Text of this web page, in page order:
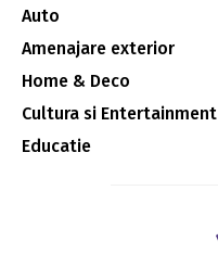
Auto
Amenajare exterior
Home & Deco
Cultura si Entertainment
Educatie